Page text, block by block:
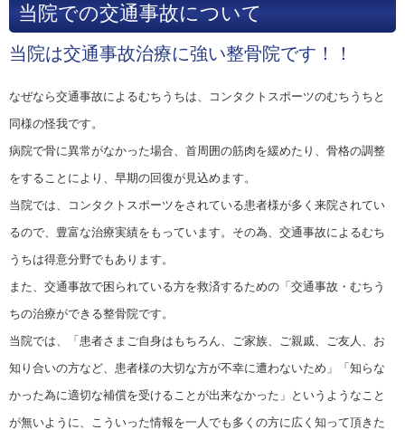
当院での交通事故について
当院は交通事故治療に強い整骨院です！！
なぜなら交通事故によるむちうちは、コンタクトスポーツのむちうちと
同様の怪我です。
病院で骨に異常がなかった場合、首周囲の筋肉を緩めたり、骨格の調整
をすることにより、早期の回復が見込めます。
当院では、コンタクトスポーツをされている患者様が多く来院されてい
るので、豊富な治療実績をもっています。その為、交通事故によるむち
うちは得意分野でもあります。
また、交通事故で困られている方を救済するための「交通事故・むちう
ちの治療ができる整骨院です。
当院では、「患者さまご自身はもちろん、ご家族、ご親戚、ご友人、お
知り合いの方など、患者様の大切な方が不幸に遭わないため」「知らな
かった為に適切な補償を受けることが出来なかった」というようなこと
が無いように、こういった情報を一人でも多くの方に広く知って頂きた